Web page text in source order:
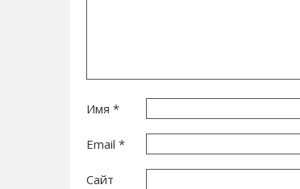
Имя *
Email *
Сайт